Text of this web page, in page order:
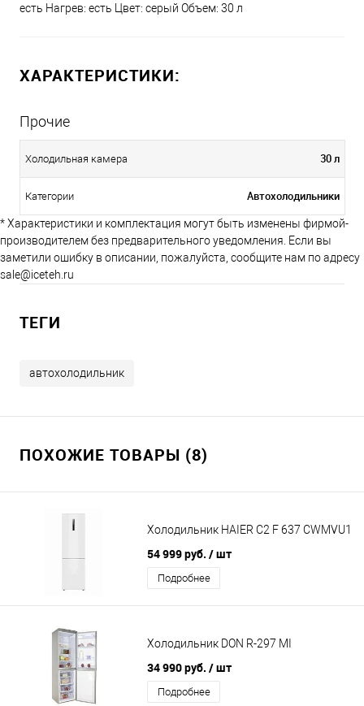
есть Нагрев: есть Цвет: серый Объем: 30 л
ХАРАКТЕРИСТИКИ:
Прочие
Холодильная камера 30 л
Категории Автохолодильники
* Характеристики и комплектация могут быть изменены фирмой-
производителем без предварительного уведомления. Если вы
заметили ошибку в описании, пожалуйста, сообщите нам по адресу
sale@iceteh.ru
ТЕГИ
автохолодильник
ПОХОЖИЕ ТОВАРЫ (8)
Холодильник HAIER C2 F 637 CWMVU1
54 999 руб. / шт
Подробнее
Холодильник DON R-297 MI
34 990 руб. / шт
Подробнее